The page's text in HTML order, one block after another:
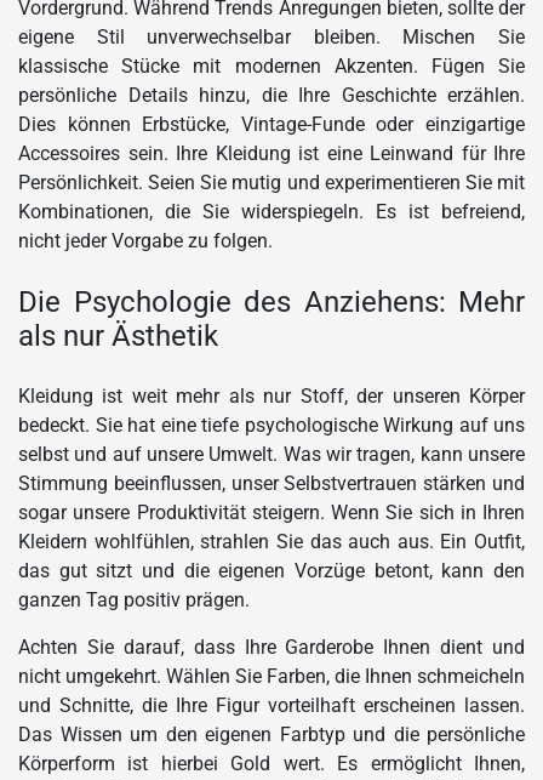
Vordergrund. Während Trends Anregungen bieten, sollte der
eigene Stil unverwechselbar bleiben. Mischen Sie
klassische Stücke mit modernen Akzenten. Fügen Sie
persönliche Details hinzu, die Ihre Geschichte erzählen.
Dies können Erbstücke, Vintage-Funde oder einzigartige
Accessoires sein. Ihre Kleidung ist eine Leinwand für Ihre
Persönlichkeit. Seien Sie mutig und experimentieren Sie mit
Kombinationen, die Sie widerspiegeln. Es ist befreiend,
nicht jeder Vorgabe zu folgen.
Die Psychologie des Anziehens: Mehr
als nur Ästhetik
Kleidung ist weit mehr als nur Stoff, der unseren Körper
bedeckt. Sie hat eine tiefe psychologische Wirkung auf uns
selbst und auf unsere Umwelt. Was wir tragen, kann unsere
Stimmung beeinflussen, unser Selbstvertrauen stärken und
sogar unsere Produktivität steigern. Wenn Sie sich in Ihren
Kleidern wohlfühlen, strahlen Sie das auch aus. Ein Outfit,
das gut sitzt und die eigenen Vorzüge betont, kann den
ganzen Tag positiv prägen.
Achten Sie darauf, dass Ihre Garderobe Ihnen dient und
nicht umgekehrt. Wählen Sie Farben, die Ihnen schmeicheln
und Schnitte, die Ihre Figur vorteilhaft erscheinen lassen.
Das Wissen um den eigenen Farbtyp und die persönliche
Körperform ist hierbei Gold wert. Es ermöglicht Ihnen,